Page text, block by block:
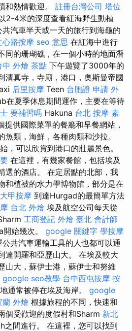
和熱情歡迎。 註冊台灣公司 塔位
2-4米的深度查看紅海野生動植
共汽車半天或一天的旅行到海龜的
心路按摩 seo 意思 在紅海中進行
同的珊瑚礁，在一個小時的地面潛
中 外燴 茶點 下午遊覽了3000年的
清真寺，寺廟，港口，奧斯曼帝國
后里按摩 Teen 台胞證 申請 外
在夏季休息期間運作，主要在等待
要補習嗎 Hakuna 台北 按摩 素
供國際菜單的餐廳和早餐網站，
類，海鮮，各種肉類和沙拉。
，可以欣賞到港口的壯麗景色。
在這裡，有幾家餐館，包括埃及
選的酒店。 在定居點​​的北部，我
和植被的水力學博物館，部分是在
大甲按摩 到達Hurgad的最簡單方法
台北 外燴 埃及航空公司每天從
工商登記 外燴 臺北 會計師
始幾次。 google 關鍵字 學按摩
共汽車運輸工具的人也都可以通
達開羅和亞歷山大。 在埃及較大
山大，蘇伊士港，蘇伊士和努維
google seo教學 台中西屯按摩 按
通常被停在埃及海岸。 google
蘭 外燴 根據旅程的不同，快速和
個受歡迎的度假村和Sharm 新北
之間進行。 在這裡，您可以找到